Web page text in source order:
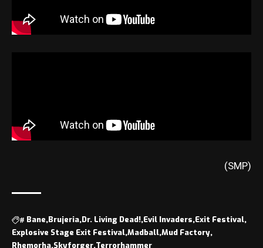
(SMP)
# Bane Brujeria Dr. Living Dead! Evil Invaders Exit Festival
Explosive Stage Exit Festival Madball Mud Factory
Rhemorha Skyforger Terrorhammer